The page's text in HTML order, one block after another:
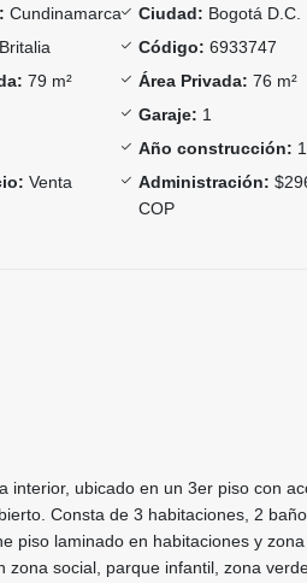
Cundinamarca Ciudad: Bogotá D.C.
Britalia Código: 6933747
79 m² Área Privada: 76 m²
Garaje: 1
Año construcción:
Venta Administración:
COP
interior, ubicado en un 3er piso con
Consta de 3 habitaciones, 2
piso laminado en habitaciones y
social, parque infantil, zona